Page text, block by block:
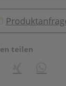
teilen